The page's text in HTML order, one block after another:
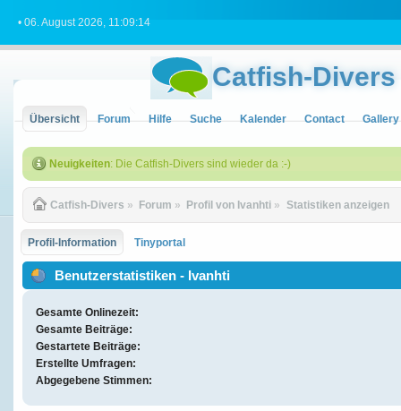
• 06. August 2026, 11:09:14
Catfish-Divers
Übersicht Forum Hilfe Suche Kalender Contact Gallery
Neuigkeiten: Die Catfish-Divers sind wieder da :-)
Catfish-Divers » Forum » Profil von Ivanhti » Statistiken anzeigen
Profil-Information Tinyportal
Benutzerstatistiken - Ivanhti
Gesamte Onlinezeit:
Gesamte Beiträge:
Gestartete Beiträge:
Erstellte Umfragen:
Abgegebene Stimmen: